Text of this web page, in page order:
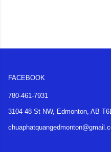
FACEBOOK
780-461-7931
3104 48 St NW, Edmonton, AB